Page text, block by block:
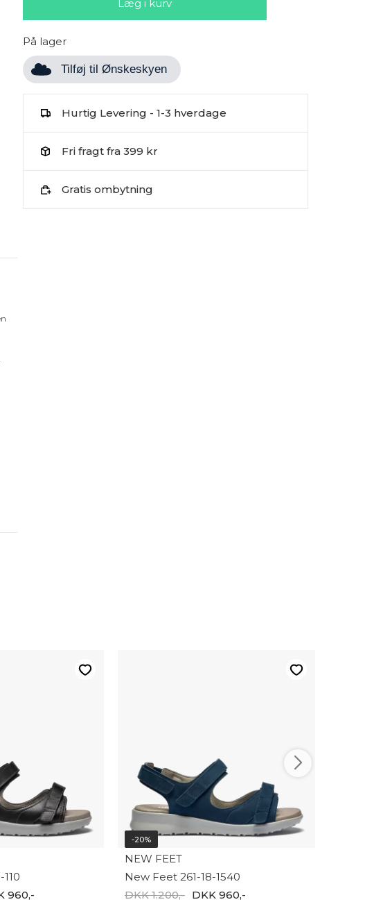
På lager
Tilføj til Ønskeskyen
Hurtig Levering - 1-3 hverdage
Fri fragt fra 399 kr
Gratis ombytning
960,-
-20%
NEW FEET
New Feet 261-18-1540
DKK 1.200,- DKK 960,-